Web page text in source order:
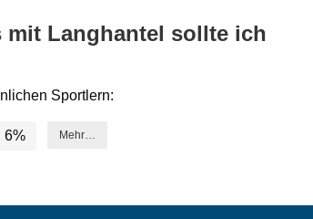
mit Langhantel sollte ich
Sportlern:
6% Mehr…